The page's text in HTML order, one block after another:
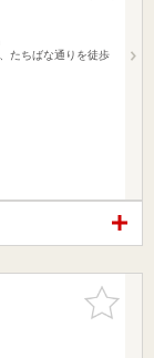
たちばな通りを徒歩
お気に入
りに追加